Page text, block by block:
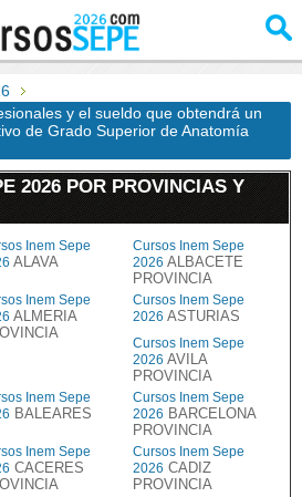
y el sueldo que obtendrá un
de Grado Superior de Anatomía
2026 POR PROVINCIAS Y
Inem Sepe
ALAVA
Cursos Inem Sepe
2026 ALBACETE
PROVINCIA
Inem Sepe
ALMERIA
Cursos Inem Sepe
2026 ASTURIAS
Cursos Inem Sepe
2026 AVILA
PROVINCIA
Inem Sepe
BALEARES
Cursos Inem Sepe
2026 BARCELONA
PROVINCIA
Inem Sepe
CACERES
Cursos Inem Sepe
2026 CADIZ
PROVINCIA